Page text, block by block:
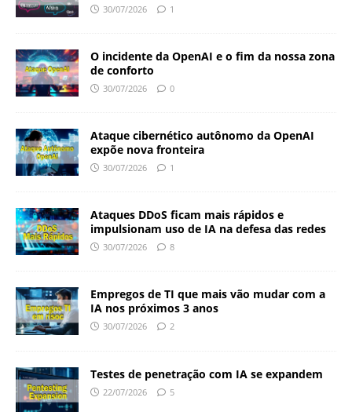
30/07/2026 1
O incidente da OpenAI e o fim da nossa zona
de conforto
30/07/2026 0
Ataque cibernético autônomo da OpenAI
expõe nova fronteira
30/07/2026 1
Ataques DDoS ficam mais rápidos e
impulsionam uso de IA na defesa das redes
30/07/2026 8
Empregos de TI que mais vão mudar com a
IA nos próximos 3 anos
30/07/2026 2
Testes de penetração com IA se expandem
22/07/2026 5